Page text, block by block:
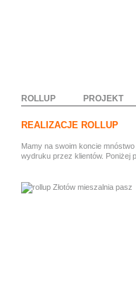
ROLLUP PROJEKT
REALIZACJE ROLLUP
Mamy na swoim koncie
wydruku przez klientów. Poniżej